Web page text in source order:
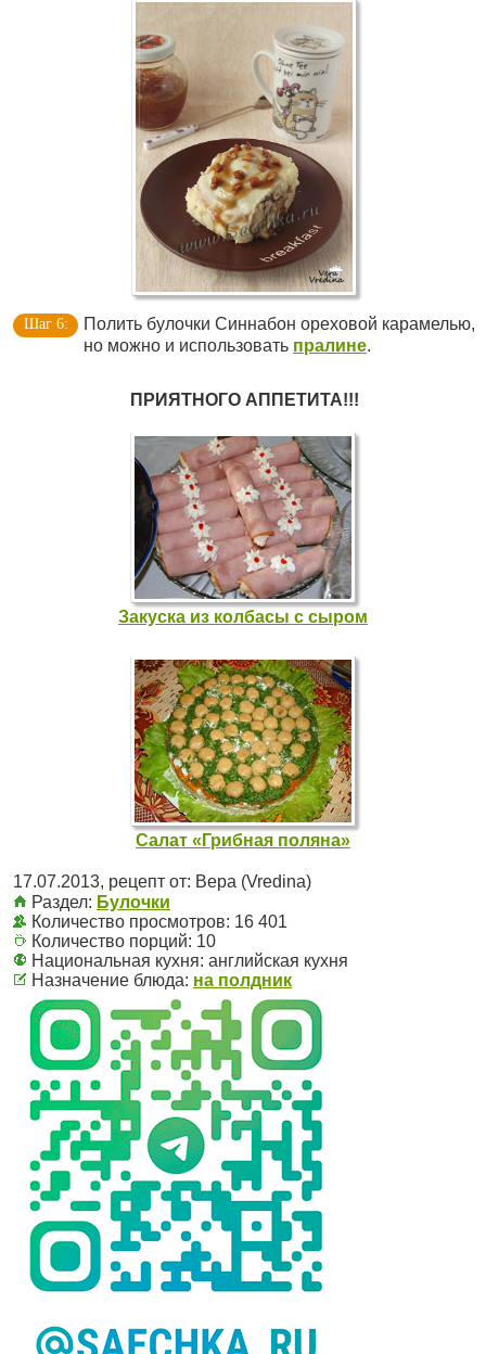
Полить булочки Синнабон ореховой карамелью,
но можно и использовать пралине.
ПРИЯТНОГО АППЕТИТА!!!
Закуска из колбасы с сыром
Салат «Грибная поляна»
17.07.2013, рецепт от: Вера (Vredina)
Раздел: Булочки
Количество просмотров: 16 401
Количество порций: 10
Национальная кухня: английская кухня
Назначение блюда: на полдник